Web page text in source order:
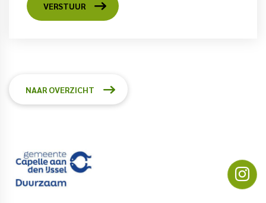
VERSTUUR
NAAR OVERZICHT